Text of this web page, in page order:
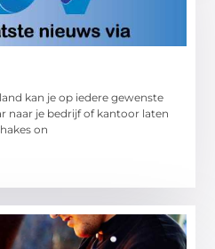
kan je op iedere gewenste
naar je bedrijf of kantoor laten
on